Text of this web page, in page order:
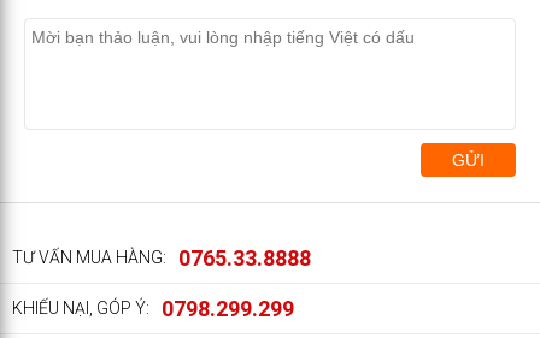
GỬI
TƯ VẤN MUA HÀNG: 0765.33.8888
KHIẾU NẠI, GÓP Ý: 0798.299.299